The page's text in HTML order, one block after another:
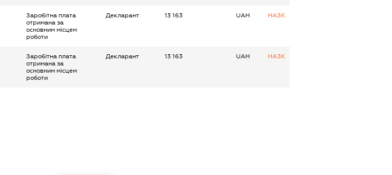
Заробітна плата
отримана за
основним місцем
роботи
Декларант 13 163 UAH НАЗК
Заробітна плата
отримана за
основним місцем
роботи
Декларант 13 163 UAH НАЗК